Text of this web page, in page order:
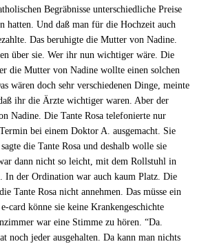
Begräbnisse unterschiedliche Preise
hatten. Und daß man für die Hochzeit auch
Das beruhigte die Mutter von Nadine.
über sie. Wer ihr nun wichtiger wäre. Die
die Mutter von Nadine wollte einen solchen
wären doch sehr verschiedenen Dinge, meinte
ihr die Ärzte wichtiger waren. Aber der
Nadine. Die Tante Rosa telefonierte nur
bei einem Doktor A. ausgemacht. Sie
die Tante Rosa und deshalb wolle sie
dann nicht so leicht, mit dem Rollstuhl in
In der Ordination war auch kaum Platz. Die
Tante Rosa nicht annehmen. Das müsse ein
card könne sie keine Krankengeschichte
war eine Stimme zu hören. “Da.
noch jeder ausgehalten. Da kann man nichts